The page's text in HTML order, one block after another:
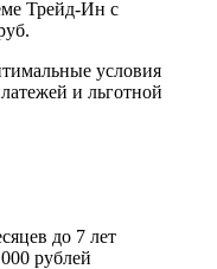
Трейд-Ин с
условия
и льготной
до 7 лет
рублей